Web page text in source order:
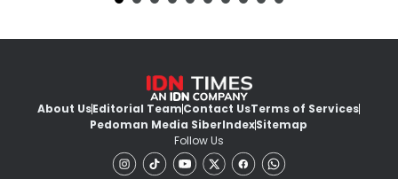
About UsEditorial TeamContact UsTerms of Services
Pedoman Media SiberIndexSitemap
Follow Us